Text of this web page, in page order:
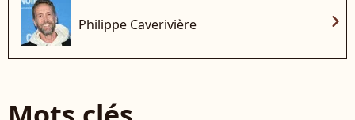
Philippe Caverivière chevron_right